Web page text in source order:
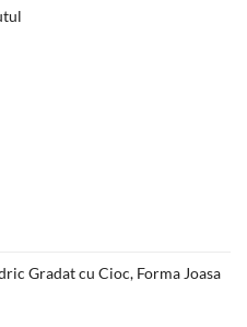
Gradat cu Cioc, Forma Joasa